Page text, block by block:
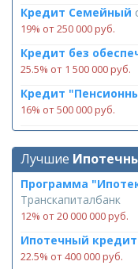
Кредит Семейный
19% от 250 000 руб.
Кредит без
25.5% от 1 500 000 руб.
Кредит
16% от 500 000 руб.
Лучшие
Программа
Транскапиталбанк
12% от 20 000 000 руб.
Ипотечный
22.5% от 400 000 руб.